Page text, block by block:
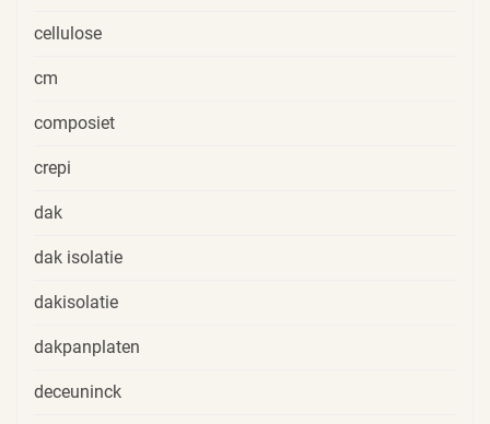
cellulose
cm
composiet
crepi
dak
dak isolatie
dakisolatie
dakpanplaten
deceuninck